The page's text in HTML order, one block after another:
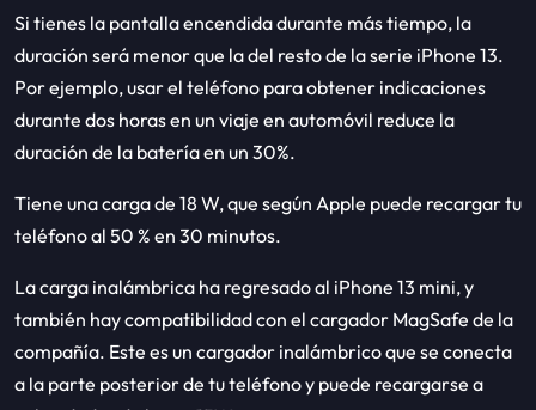
Si tienes la pantalla encendida durante más tiempo, la
duración será menor que la del resto de la serie iPhone 13.
Por ejemplo, usar el teléfono para obtener indicaciones
durante dos horas en un viaje en automóvil reduce la
duración de la batería en un 30%.
Tiene una carga de 18 W, que según Apple puede recargar tu
teléfono al 50 % en 30 minutos.
La carga inalámbrica ha regresado al iPhone 13 mini, y
también hay compatibilidad con el cargador MagSafe de la
compañía. Este es un cargador inalámbrico que se conecta
a la parte posterior de tu teléfono y puede recargarse a